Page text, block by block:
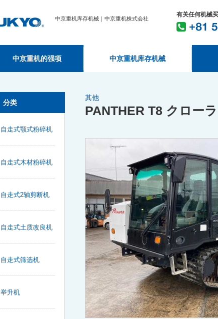
中京重机库存机械｜中京重机株式会社
有关任何机械
中京重机的强项 中京重机库存机械
其他
PANTHER T8 クロー
分类
自走式颚式粉碎机
自走式木材粉碎机
自走式2轴剪断机
自走式土质改良机
自走式筛选机
举升机